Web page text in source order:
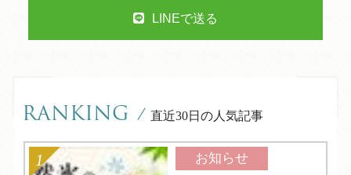
LINEで送る
RANKING / 直近30日の人気記事
お知らせ